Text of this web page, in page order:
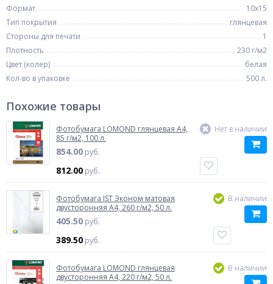
Формат
10x15
Тип покрытия
глянцевая
Стороны для печати
1
Плотность
230 г/м2
Цвет (колер)
белая
Кол-во в упаковке
500 л.
Похожие товары
Фотобумага LOMOND глянцевая A4,
85 г/м2, 100 л.
854.00 руб.
812.00 руб.
Нет в наличии
Фотобумага IST Эконом матовая
двусторонняя A4, 260 г/м2, 50 л.
405.50 руб.
389.50 руб.
В наличии
Фотобумага LOMOND глянцевая
двусторонняя A4, 220 г/м2, 50 л.
В наличии